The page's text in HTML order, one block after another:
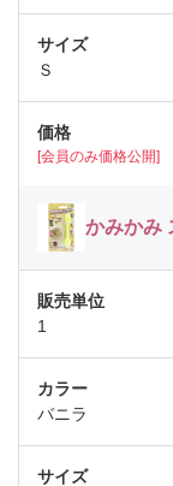
Ｓ
[会員のみ価格公開]
かみかみ
1
バニラ